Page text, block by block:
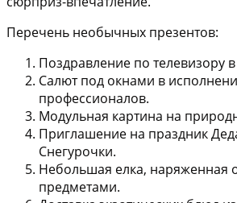
Перечень необычных презентов:
Поздравление по телевизору
Салют под окнами в
профессионалов.
Модульная картина на
Приглашение на праздник
Снегурочки.
Небольшая елка, наряженная
предметами.